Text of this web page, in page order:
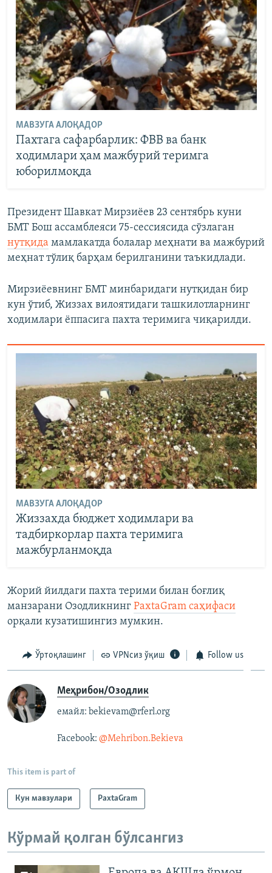
МАВЗУГА АЛОҚАДОР
Пахтага сафарбарлик: ФВВ ва банк
ходимлари ҳам мажбурий теримга
юборилмоқда
Президент Шавкат Мирзиёев 23 сентябрь куни
БМТ Бош ассамблеяси 75-сессиясида сўзлаган
нутқида мамлакатда болалар меҳнати ва мажбурий
меҳнат тўлиқ барҳам берилганини таъкидлади.
Мирзиёевнинг БМТ минбаридаги нутқидан бир
кун ўтиб, Жиззах вилоятидаги ташкилотларнинг
ходимлари ёппасига пахта теримига чиқарилди.
МАВЗУГА АЛОҚАДОР
Жиззахда бюджет ходимлари ва
тадбиркорлар пахта теримига
мажбурланмоқда
Жорий йилдаги пахта терими билан боғлиқ
манзарани Озодликнинг PaxtaGram саҳифаси
орқали кузатишингиз мумкин.
Ўртоқлашинг VPNсиз ўқиш Follow us
Меҳрибон/Озодлик
емайл: bekievam@rferl.org
Facebook: @Mehribon.Bekieva​
This item is part of
Кун мавзулари PaxtaGram
Кўрмай қолган бўлсангиз